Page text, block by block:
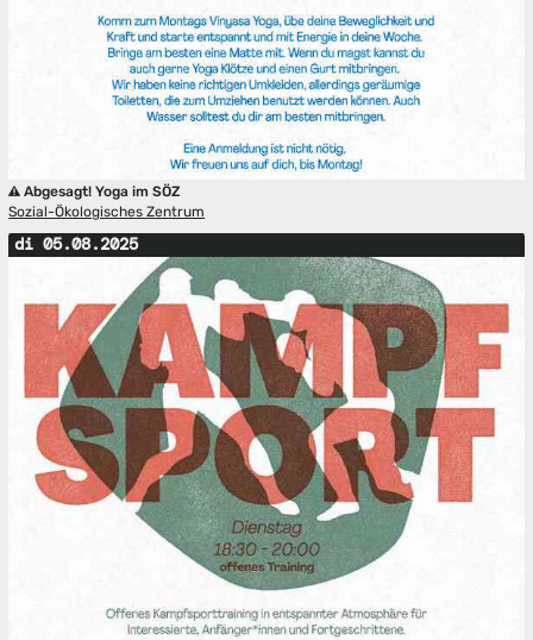
Abgesagt! Yoga im SÖZ
Sozial-Ökologisches Zentrum
di 05.08.2025